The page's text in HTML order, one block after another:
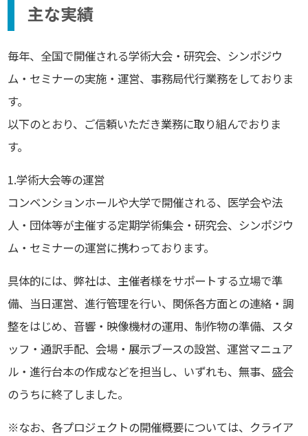
主な実績
毎年、全国で開催される学術大会・研究会、シンポジウ
ム・セミナーの実施・運営、事務局代行業務をしておりま
す。
以下のとおり、ご信頼いただき業務に取り組んでおりま
す。
1.学術大会等の運営
コンベンションホールや大学で開催される、医学会や法
人・団体等が主催する定期学術集会・研究会、シンポジウ
ム・セミナーの運営に携わっております。
具体的には、弊社は、主催者様をサポートする立場で準
備、当日運営、進行管理を行い、関係各方面との連絡・調
整をはじめ、音響・映像機材の運用、制作物の準備、スタ
ッフ・通訳手配、会場・展示ブースの設営、運営マニュア
ル・進行台本の作成などを担当し、いずれも、無事、盛会
のうちに終了しました。
※なお、各プロジェクトの開催概要については、クライア